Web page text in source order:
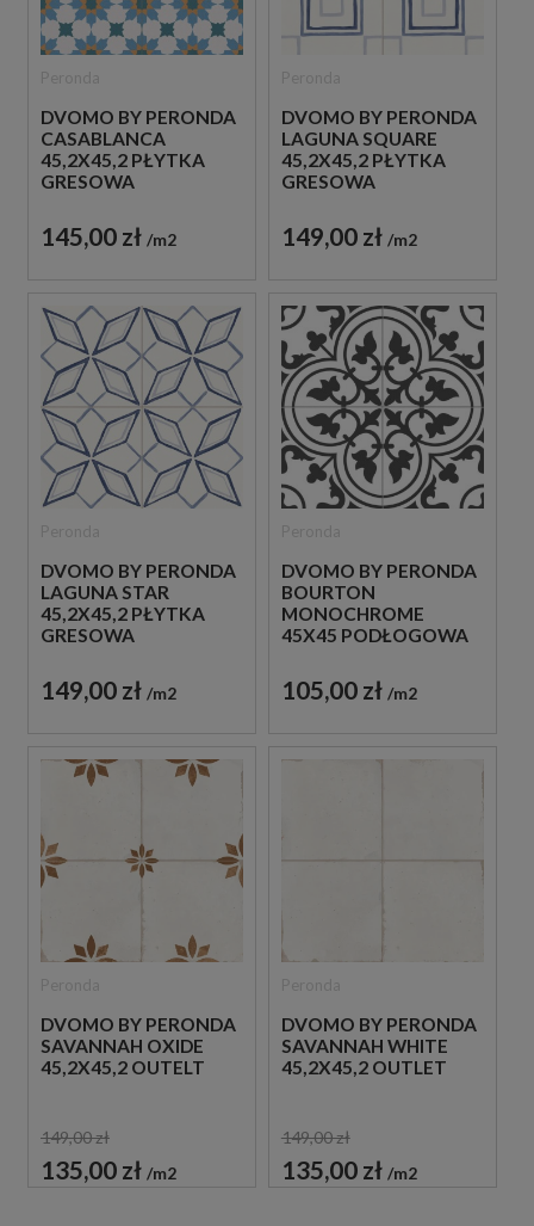
DVOMO BY PERONDA
CASABLANCA
45,2X45,2 PŁYTKA
GRESOWA
145,00 zł m2
DVOMO BY PERONDA
LAGUNA SQUARE
45,2X45,2 PŁYTKA
GRESOWA
149,00 zł m2
DVOMO BY PERONDA
LAGUNA STAR
45,2X45,2 PŁYTKA
GRESOWA
149,00 zł m2
DVOMO BY PERONDA
BOURTON
MONOCHROME
45X45 PODŁOGOWA
PATCHWORKOWA
105,00 zł m2
DVOMO BY PERONDA
SAVANNAH OXIDE
45,2X45,2 OUTELT
149,00 zł
135,00 zł m2
DVOMO BY PERONDA
SAVANNAH WHITE
45,2X45,2 OUTLET
149,00 zł
135,00 zł m2